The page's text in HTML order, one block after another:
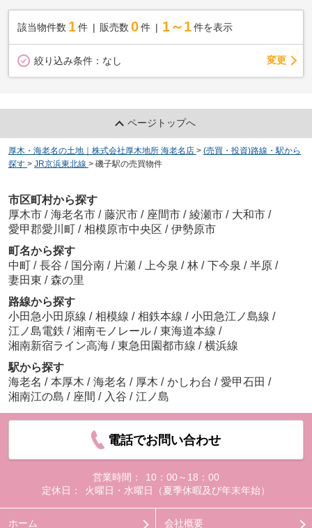
該当物件数 1件 販売数 0 件 1～1 件を表示
絞り込み条件： なし 変更
ページトップへ
厚木・海老名の土地｜株式会社厚木地所 海老名店 > (売買・投資)路線・駅から
探す > JR京浜東北線 > 磯子駅の売買物件
市区町村から探す
厚木市 / 海老名市 / 藤沢市 / 座間市 / 綾瀬市 / 大和市 /
愛甲郡愛川町 / 相模原市中央区 / 伊勢原市
町名から探す
中町 / 長谷 / 国分南 / 片瀬 / 上今泉 / 林 / 下今泉 / 半原 /
妻田東 / 森の里
路線から探す
小田急小田原線 / 相模線 / 相鉄本線 / 小田急江ノ島線 /
江ノ島電鉄 / 湘南モノレール / 東海道本線 /
湘南新宿ライン高海 / 東急田園都市線 / 横浜線
駅から探す
海老名 / 本厚木 / 海老名 / 厚木 / かしわ台 / 愛甲石田 /
湘南江の島 / 座間 / 入谷 / 江ノ島
電話でお問い合わせ
営業時間：
10：00～18：00
定休日：
火曜日・水曜日（夏季休暇及び年末年始）
ホーム 会社概要